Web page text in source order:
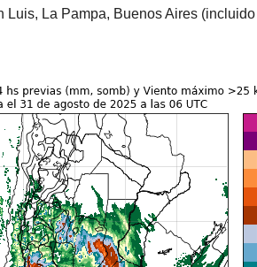
La Pampa, Buenos Aires